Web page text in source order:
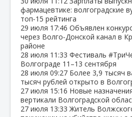
фармацевтике: волгоградские
топ‑15 рейтинга
29 июля 17:46 Объявлен
через Волго‑Донской канал в
районе
28 июля 11:33 Фестиваль
Волгограде 11–13 сентября
28 июля 09:27 Более 3,9 тысяч
тысяч рублей открыто в
27 июля 15:16 Новые
вертикали Волгоградской
27 июля 13:33 Житель